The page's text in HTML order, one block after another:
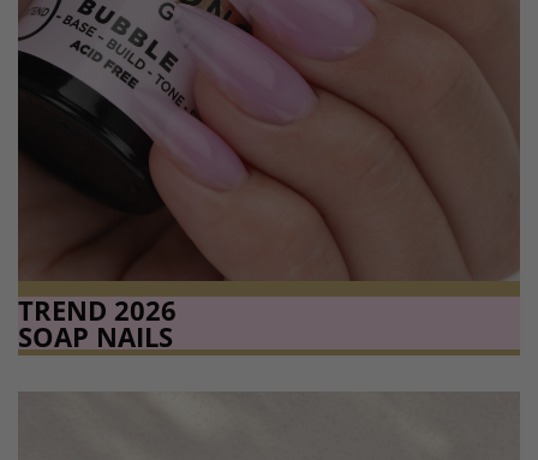
TREND 2026
SOAP NAILS